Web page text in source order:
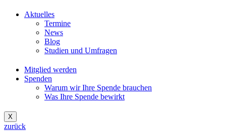
Aktuelles
Termine
News
Blog
Studien und Umfragen
Mitglied werden
Spenden
Warum wir Ihre Spende brauchen
Was Ihre Spende bewirkt
X
zurück